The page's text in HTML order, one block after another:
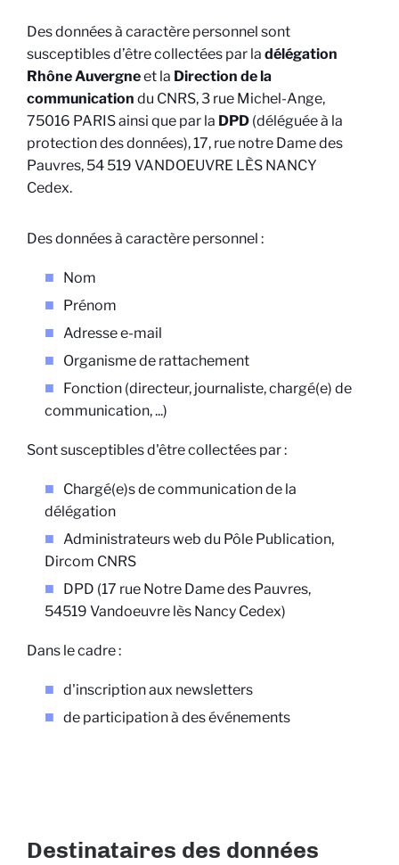
Des données à caractère personnel sont
susceptibles d’être collectées par la délégation
Rhône Auvergneet la Direction de la
communication du CNRS, 3 rue Michel-Ange,
75016 PARIS ainsi que par la DPD (déléguée à la
protection des données), 17, rue notre Dame des
Pauvres, 54 519 VANDOEUVRE LÈS NANCY
Cedex.
Des données à caractère personnel :
Nom
Prénom
Adresse e-mail
Organisme de rattachement
Fonction (directeur, journaliste, chargé(e) de
communication, ...)
Sont susceptibles d'être collectées par :
Chargé(e)s de communication de la
délégation
Administrateurs web du Pôle Publication,
Dircom CNRS
DPD (17 rue Notre Dame des Pauvres,
54519 Vandoeuvre lès Nancy Cedex)
Dans le cadre :
d'inscription aux newsletters
de participation à des événements
Destinataires des données